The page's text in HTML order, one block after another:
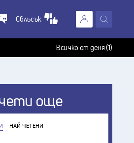
Сблъсък
Всичко от деня (1)
още
НАЙ-ЧЕТЕНИ